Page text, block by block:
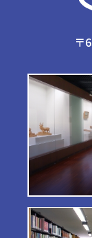
〒